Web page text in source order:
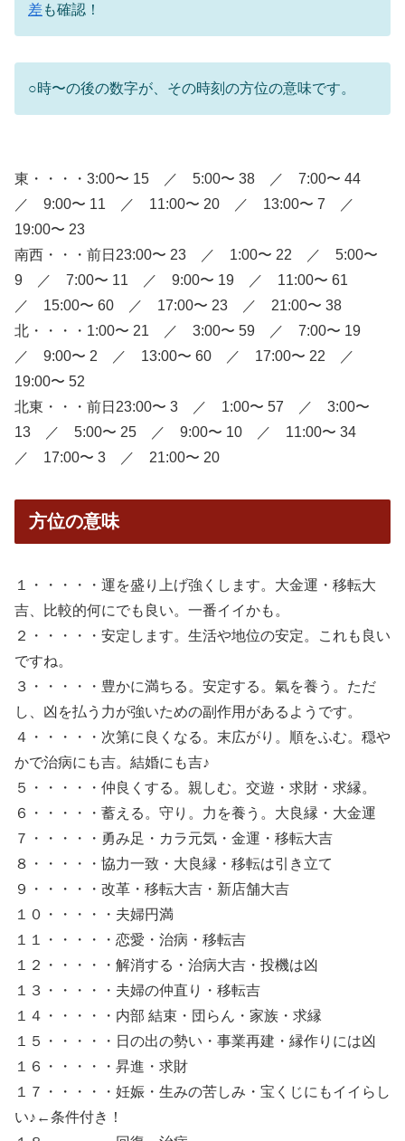
差も確認！
○時〜の後の数字が、その時刻の方位の意味です。
東・・・・3:00〜 15 ／ 5:00〜 38 ／ 7:00〜 44
／ 9:00〜 11 ／ 11:00〜 20 ／ 13:00〜 7 ／
19:00〜 23
南西・・・前日23:00〜 23 ／ 1:00〜 22 ／ 5:00〜
9 ／ 7:00〜 11 ／ 9:00〜 19 ／ 11:00〜 61
／ 15:00〜 60 ／ 17:00〜 23 ／ 21:00〜 38
北・・・・1:00〜 21 ／ 3:00〜 59 ／ 7:00〜 19
／ 9:00〜 2 ／ 13:00〜 60 ／ 17:00〜 22 ／
19:00〜 52
北東・・・前日23:00〜 3 ／ 1:00〜 57 ／ 3:00〜
13 ／ 5:00〜 25 ／ 9:00〜 10 ／ 11:00〜 34
／ 17:00〜 3 ／ 21:00〜 20
方位の意味
１・・・・・運を盛り上げ強くします。大金運・移転大
吉、比較的何にでも良い。一番イイかも。
２・・・・・安定します。生活や地位の安定。これも良い
ですね。
３・・・・・豊かに満ちる。安定する。氣を養う。ただ
し、凶を払う力が強いための副作用があるようです。
４・・・・・次第に良くなる。末広がり。順をふむ。穏や
かで治病にも吉。結婚にも吉♪
５・・・・・仲良くする。親しむ。交遊・求財・求縁。
６・・・・・蓄える。守り。力を養う。大良縁・大金運
７・・・・・勇み足・カラ元気・金運・移転大吉
８・・・・・協力一致・大良縁・移転は引き立て
９・・・・・改革・移転大吉・新店舗大吉
１０・・・・・夫婦円満
１１・・・・・恋愛・治病・移転吉
１２・・・・・解消する・治病大吉・投機は凶
１３・・・・・夫婦の仲直り・移転吉
１４・・・・・内部 結束・団らん・家族・求縁
１５・・・・・日の出の勢い・事業再建・縁作りには凶
１６・・・・・昇進・求財
１７・・・・・妊娠・生みの苦しみ・宝くじにもイイらし
い♪←条件付き！